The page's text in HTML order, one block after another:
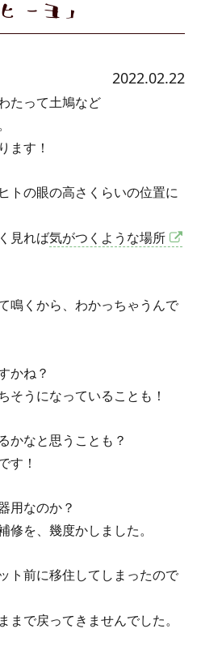
ーヨ」
2022.02.22
たって土鳩など
ます！
トの眼の高さくらいの位置に
見れば気がつくような場所
鳴くから、わかっちゃうんで
かね？
そうになっていることも！
かなと思うことも？
す！
用なのか？
修を、幾度かしました。
ト前に移住してしまったので
で戻ってきませんでした。